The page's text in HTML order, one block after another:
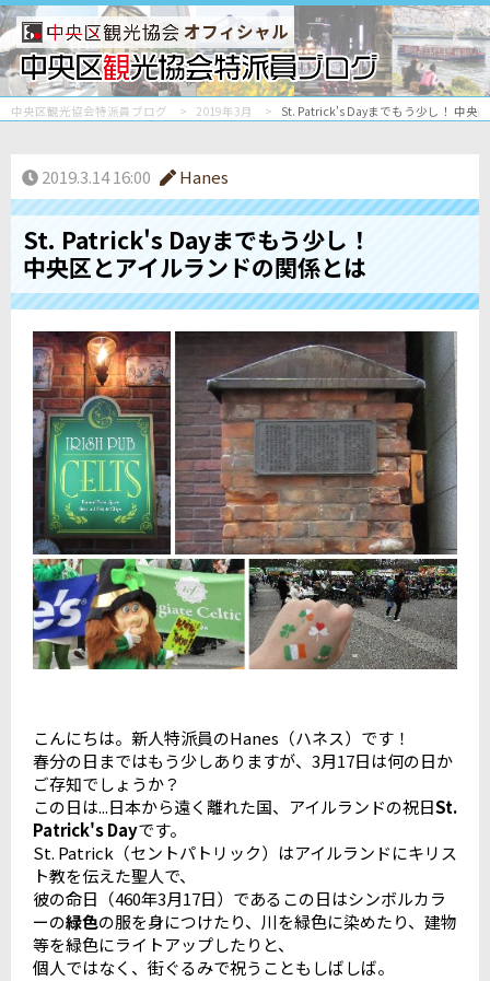
オフィシャル
中央区観光協会特派員ブログ 2019年3月 St. Patrick's Dayまでもう少し！ 中央
2019.3.14 16:00 Hanes
St. Patrick's Dayまでもう少し！
中央区とアイルランドの関係とは
こんにちは。新人特派員のHanes（ハネス）です！
春分の日まではもう少しありますが、3月17日は何の日か
ご存知でしょうか？
この日は...日本から遠く離れた国、アイルランドの祝日St.
Patrick's Dayです。
St. Patrick（セントパトリック）はアイルランドにキリス
ト教を伝えた聖人で、
彼の命日（460年3月17日）であるこの日はシンボルカラ
ーの緑色の服を身につけたり、川を緑色に染めたり、建物
等を緑色にライトアップしたりと、
個人ではなく、街ぐるみで祝うこともしばしば。